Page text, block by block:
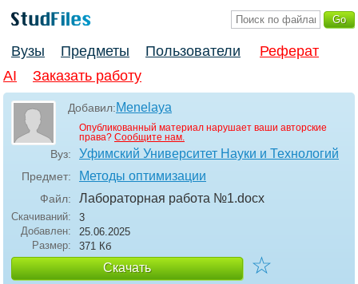
Вузы Предметы Пользователи
Реферат
AI
Заказать работу
Добавил:Menelaya
Опубликованный материал нарушает ваши авторские
права? Сообщите нам.
Вуз: Уфимский Университет Науки и Технологий
Предмет: Методы оптимизации
Файл: Лабораторная работа №1.docx
Скачиваний:
3
Добавлен:
25.06.2025
Размер:
371 Кб
Скачать ☆